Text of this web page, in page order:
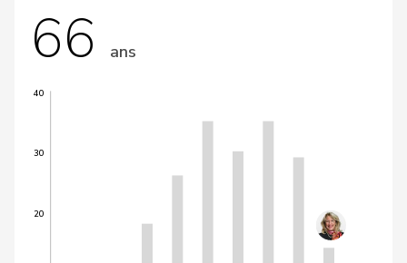
66 ans
20
30
40